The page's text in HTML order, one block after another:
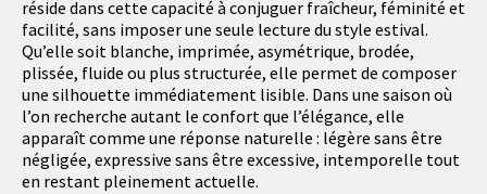
réside dans cette capacité à conjuguer fraîcheur, féminité et
facilité, sans imposer une seule lecture du style estival.
Qu’elle soit blanche, imprimée, asymétrique, brodée,
plissée, fluide ou plus structurée, elle permet de composer
une silhouette immédiatement lisible. Dans une saison où
l’on recherche autant le confort que l’élégance, elle
apparaît comme une réponse naturelle : légère sans être
négligée, expressive sans être excessive, intemporelle tout
en restant pleinement actuelle.